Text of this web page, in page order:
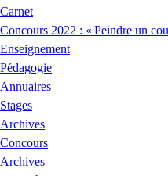
Carnet
Concours 2022 : « Peindre un
Enseignement
Pédagogie
Annuaires
Stages
Archives
Concours
Archives